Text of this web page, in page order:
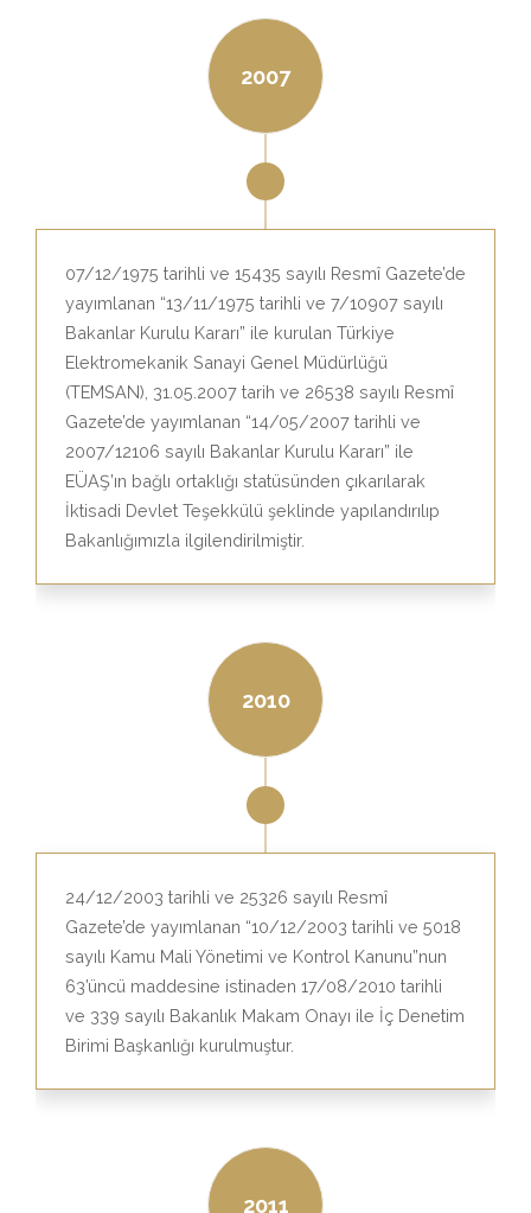
2007
07/12/1975 tarihli ve 15435 sayılı Resmî Gazete’de
yayımlanan “13/11/1975 tarihli ve 7/10907 sayılı
Bakanlar Kurulu Kararı” ile kurulan Türkiye
Elektromekanik Sanayi Genel Müdürlüğü
(TEMSAN), 31.05.2007 tarih ve 26538 sayılı Resmî
Gazete’de yayımlanan “14/05/2007 tarihli ve
2007/12106 sayılı Bakanlar Kurulu Kararı” ile
EÜAŞ’ın bağlı ortaklığı statüsünden çıkarılarak
İktisadi Devlet Teşekkülü şeklinde yapılandırılıp
Bakanlığımızla ilgilendirilmiştir.
2010
24/12/2003 tarihli ve 25326 sayılı Resmî
Gazete’de yayımlanan “10/12/2003 tarihli ve 5018
sayılı Kamu Mali Yönetimi ve Kontrol Kanunu”nun
63’üncü maddesine istinaden 17/08/2010 tarihli
ve 339 sayılı Bakanlık Makam Onayı ile İç Denetim
Birimi Başkanlığı kurulmuştur.
2011